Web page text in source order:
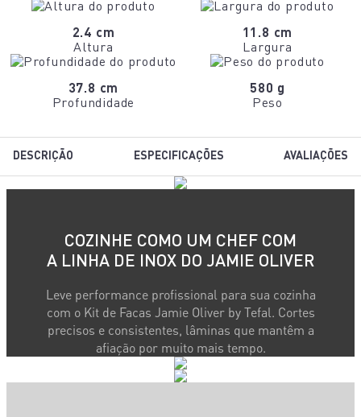
2.4 cm
Altura
11.8 cm
Largura
37.8 cm
Profundidade
580 g
Peso
DESCRIÇÃO ESPECIFICAÇÕES AVALIAÇÕES
COZINHE COMO UM CHEF COM
A LINHA DE INOX DO JAMIE OLIVER
Leve performance profissional para sua cozinha
com o Kit de Facas Jamie Oliver by Tefal. Cortes
precisos e consistentes, lâminas que mantêm a
afiação por muito mais tempo.